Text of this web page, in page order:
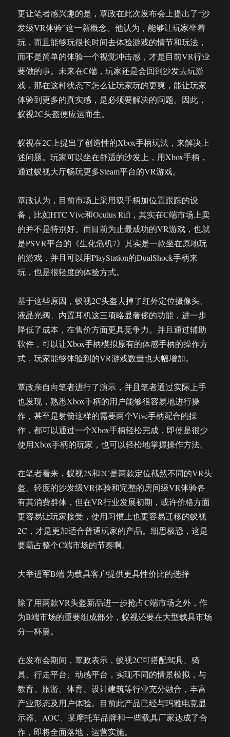
更让笔者感兴趣的是，覃政在此次发布会上提出了“沙
发级VR体验”这一新概念。他认为，能够让玩家坐着
玩，而且能够玩很长时间去体验游戏的情节和玩法，
而不是简单的体验一个视觉冲击感，才是目前VR行业
要做的事。未来在C端，玩家还是会回到沙发去玩游
戏，那在这种状态下怎么让玩家玩的更爽，能让玩家
体验到更多的真实感，是必须要解决的问题。因此，
蚁视2C头盔便应运而生。
蚁视在2C上提出了创造性的Xbox手柄玩法，来解决上
述问题。玩家可以坐在舒适的沙发上，用Xbox手柄，
通过蚁视大厅畅玩更多Steam平台的VR游戏。
覃政认为，目前市场上采用双手柄加位置跟踪的设
备，比如HTC Vive和Oculus Rift，其实在C端市场上卖
的并不是特别好。而目前为止最成功的VR游戏，也就
是PSVR平台的《生化危机7》其实是一款坐在原地玩
的游戏，并且可以用PlayStation的DualShock手柄来
玩，也是很轻度的体验方式。
基于这些原因，蚁视2C头盔去掉了红外定位摄像头、
液晶光阀、内置耳机这三项略显奢侈的功能，进一步
降低了成本，在售价方面更具竞争力。并且通过辅助
软件，可以让Xbox手柄模拟原有的体感手柄的操作方
式，玩家能够体验到的VR游戏数量也大幅增加。
覃政亲自向笔者进行了演示，并且笔者通过实际上手
也发现，熟悉Xbox手柄的用户能够很容易地进行操
作，甚至是射箭这样的需要两个Vive手柄配合的操
作，都可以通过一个Xbox手柄轻松完成，即使是很少
使用Xbox手柄的玩家，也可以轻松地掌握操作方法。
在笔者看来，蚁视2S和2C是两款定位截然不同的VR头
盔。轻度的沙发级VR体验和完整的房间级VR体验各
有其消费群体，但在VR行业发展初期，或许价格方面
更容易让玩家接受，使用习惯上也更容易迁移的蚁视
2C，才是更加适合普通玩家的产品。细思极恐，这是
要霸占整个C端市场的节奏啊。
大举进军B端 为载具客户提供更具性价比的选择
除了用两款VR头盔新品进一步抢占C端市场之外，作
为B端市场的重要组成部分，蚁视还要在大型载具市场
分一杯羹。
在发布会期间，覃政表示，蚁视2C可搭配驾具、骑
具、行走平台、动感平台，实现不同的情景模拟，与
教育、旅游、体育、设计建筑等行业充分融合，丰富
产业形态及用户体验。目前此产品已经与玛雅电竞显
示器、AOC、某摩托车品牌和一些载具厂家达成了合
作，即将全面落地，运营实施。